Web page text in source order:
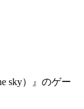
sky）』のゲー